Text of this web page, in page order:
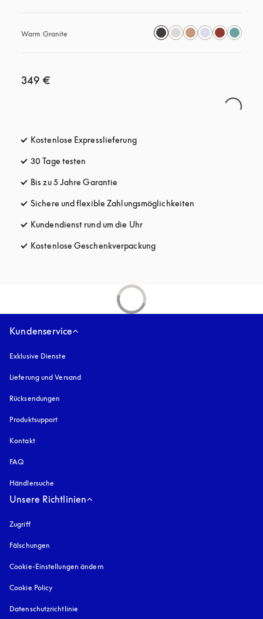
Warm Granite
349 €
Kostenlose Expresslieferungöffnet sich in einem neuen Tab
30 Tage testen
Bis zu 5 Jahre Garantie
Sichere und flexible Zahlungsmöglichkeiten
Kundendienst rund um die Uhröffnet sich in einem neuen Tab
Kostenlose Geschenkverpackungöffnet sich in einem neuen
Kundenservice
Exklusive Dienste
Lieferung und Versand
Rücksendungen
Produktsupport
Kontakt
FAQ
Händlersuche
Unsere Richtlinien
Zugrifföffnet sich in einem neuen Tab
Fälschungen
Cookie-Einstellungen ändern
Cookie Policy
Datenschutzrichtlinie